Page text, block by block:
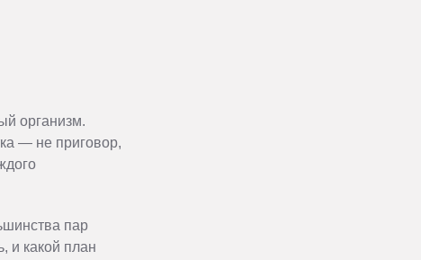
организм.
— не приговор,
пар
и какой план